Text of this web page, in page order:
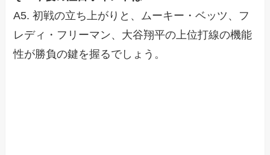
A5. 初戦の立ち上がりと、ムーキー・ベッツ、フ
レディ・フリーマン、大谷翔平の上位打線の機能
性が勝負の鍵を握るでしょう。